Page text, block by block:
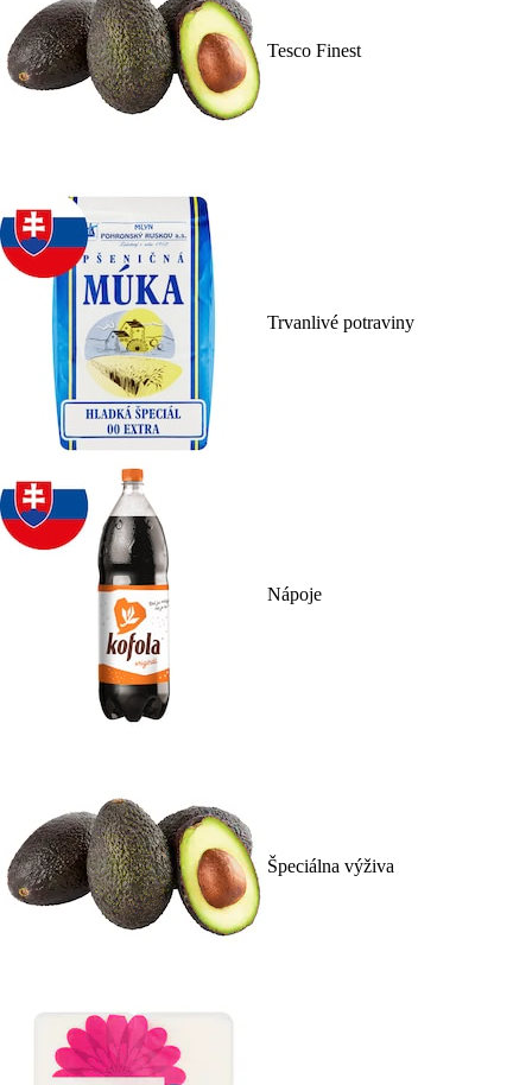
Tesco Finest
Trvanlivé potraviny
Nápoje
Špeciálna výživa